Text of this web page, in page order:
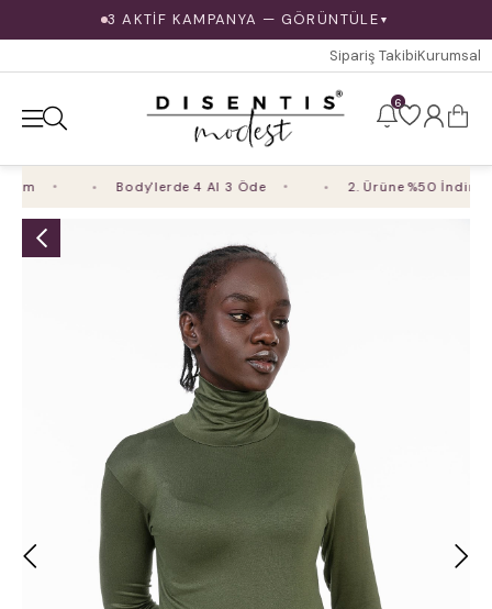
3 AKTİF KAMPANYA — GÖRÜNTÜLE ▼
Sipariş TakibiKurumsal
6
Body'lerde 4 Al 3 Öde 2. Ürüne %50 İndirim